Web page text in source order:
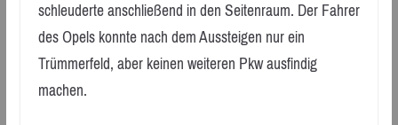
schleuderte anschließend in den Seitenraum. Der Fahrer
des Opels konnte nach dem Aussteigen nur ein
Trümmerfeld, aber keinen weiteren Pkw ausfindig
machen.